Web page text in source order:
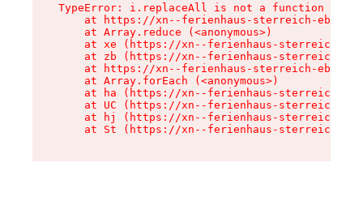
TypeError: i.replaceAll is not a function
at https://xn--ferienhaus-sterreich-
    at Array.reduce (<anonymous>)
at xe (https://xn--ferienhaus-sterreich-
at zb (https://xn--ferienhaus-sterreich-
at https://xn--ferienhaus-sterreich-
    at Array.forEach (<anonymous>)
at ha (https://xn--ferienhaus-sterreich-
at UC (https://xn--ferienhaus-sterreich-
at hj (https://xn--ferienhaus-sterreich-
at St (https://xn--ferienhaus-sterreich-